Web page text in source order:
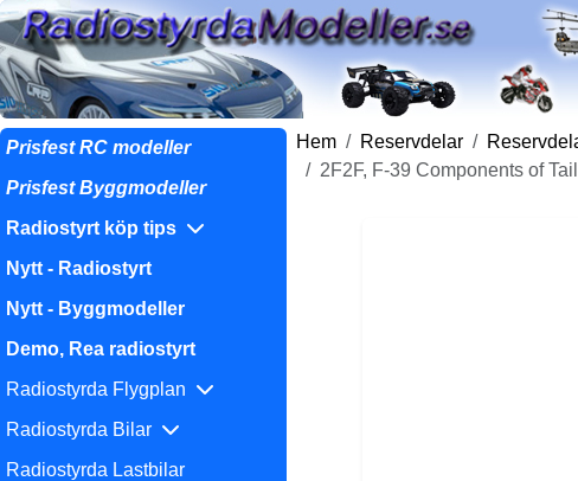
Prisfest RC modeller
Prisfest Byggmodeller
Radiostyrt köp tips
Nytt - Radiostyrt
Nytt - Byggmodeller
Demo, Rea radiostyrt
Radiostyrda Flygplan
Radiostyrda Bilar
Radiostyrda Lastbilar
Hem Reservdelar
2F2F, F-39 Components of